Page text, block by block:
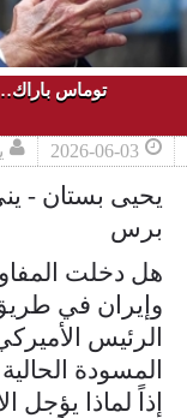
توماس
2026-06-03
يحيى بستان -
برس
هل دخلت
وإيران في
الرئيس
المسودة
إذاً لماذا يؤجل